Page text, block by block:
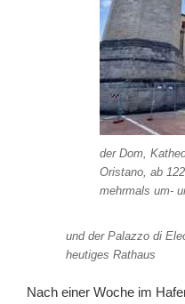
der Dom,
Oristano, ab
mehrmals um-
und der Palazzo di
heutiges Rathaus
Nach einer Woche im